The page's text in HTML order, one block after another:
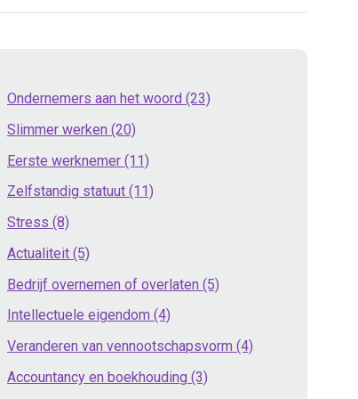
Ondernemers aan het woord(23)
Slimmer werken(20)
Eerste werknemer(11)
Zelfstandig statuut(11)
Stress(8)
Actualiteit(5)
Bedrijf overnemen of overlaten(5)
Intellectuele eigendom(4)
Veranderen van vennootschapsvorm(4)
Accountancy en boekhouding(3)